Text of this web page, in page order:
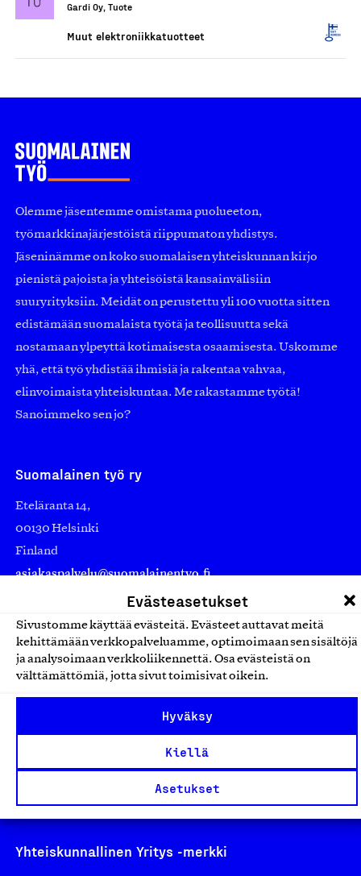
Evästeasetukset
Sivustomme käyttää evästeitä. Evästeet auttavat meitä
kehittämään verkkopalveluamme, optimoimaan sen sisältöjä
ja analysoimaan verkkoliikennettä. Osa evästeistä on
välttämättömiä, jotta sivut toimisivat oikein.
Hyväksy
Kiellä
Asetukset
Gardi Oy, Tuote
Muut elektroniikkatuotteet
Olemme jäsentemme omistama puolueeton,
työmarkkinajärjestöistä riippumaton yhdistys.
Jäseninämme on koko suomalaisen yhteiskunnan kirjo
pienistä pajoista ja yhteisöistä kansainvälisiin
suuryrityksiin. Meidät on perustettu yli 100 vuotta sitten
edistämään suomalaista työtä ja teollisuutta sekä
nostamaan ylpeyttä kotimaisesta osaamisesta. Uskomme
yhä, että työ yhdistää ihmisiä ja rakentaa vahvaa,
elinvoimaista yhteiskuntaa. Me rakastamme työtä!
Sanoimmeko sen jo?
Suomalainen työ ry
Eteläranta 14,
00130 Helsinki
Finland
asiakaspalvelu@suomalainentyo.fi
laskutus@suomalainentyo.fi
Avainlippu
Design From Finland
Yhteiskunnallinen Yritys -merkki